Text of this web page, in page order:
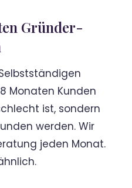
Gründer-
Monaten Kunden
ist, sondern
werden. Wir
jeden Monat.